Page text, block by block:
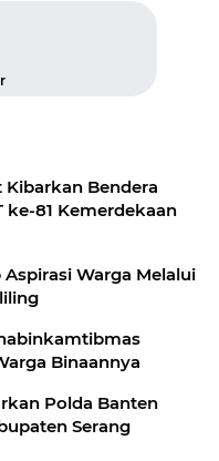
Bendera
ke-81 Kemerdekaan
Warga Melalui
Binaannya
Polda Banten
Serang